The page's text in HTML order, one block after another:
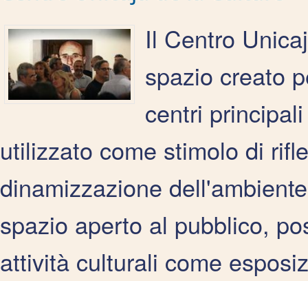
Il Centro
spazio creato
centri
utilizzato come stimolo di
dinamizzazione
spazio aperto al pubblico,
attività culturali come